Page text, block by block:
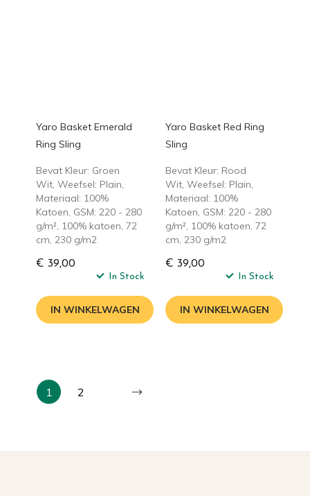
Yaro Basket Emerald
Ring Sling
Bevat Kleur: Groen
Wit, Weefsel: Plain,
Materiaal: 100%
Katoen, GSM: 220 - 280
g/m², 100% katoen, 72
cm, 230 g/m2
€ 39,00
In Stock
IN WINKELWAGEN
Yaro Basket Red Ring
Sling
Bevat Kleur: Rood
Wit, Weefsel: Plain,
Materiaal: 100%
Katoen, GSM: 220 - 280
g/m², 100% katoen, 72
cm, 230 g/m2
€ 39,00
In Stock
IN WINKELWAGEN
1 2